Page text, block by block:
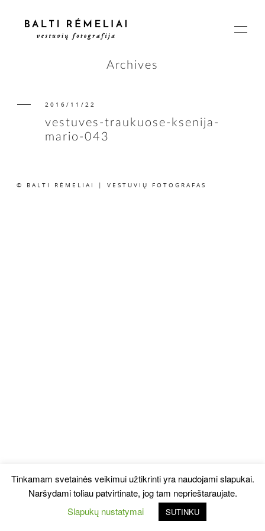
PAGRINDINIS
ISTORIJOS
Archives
2016/11/22
vestuves-traukuose-ksenija-
mario-043
© BALTI RĖMELIAI | VESTUVIŲ FOTOGRAFAS
Tinkamam svetainės veikimui užtikrinti yra naudojami slapukai.
Naršydami toliau patvirtinate, jog tam neprieštaraujate.
Slapukų nustatymai
SUTINKU